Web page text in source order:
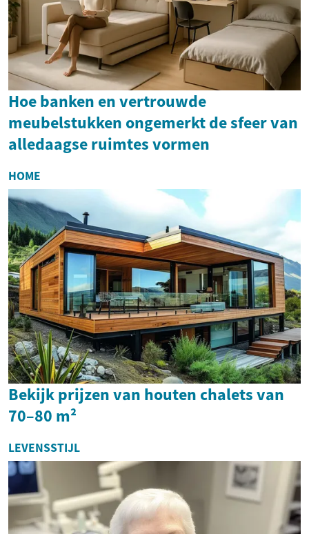
Hoe banken en vertrouwde
meubelstukken ongemerkt de sfeer van
alledaagse ruimtes vormen
HOME
Bekijk prijzen van houten chalets van
70–80 m²
LEVENSSTIJL